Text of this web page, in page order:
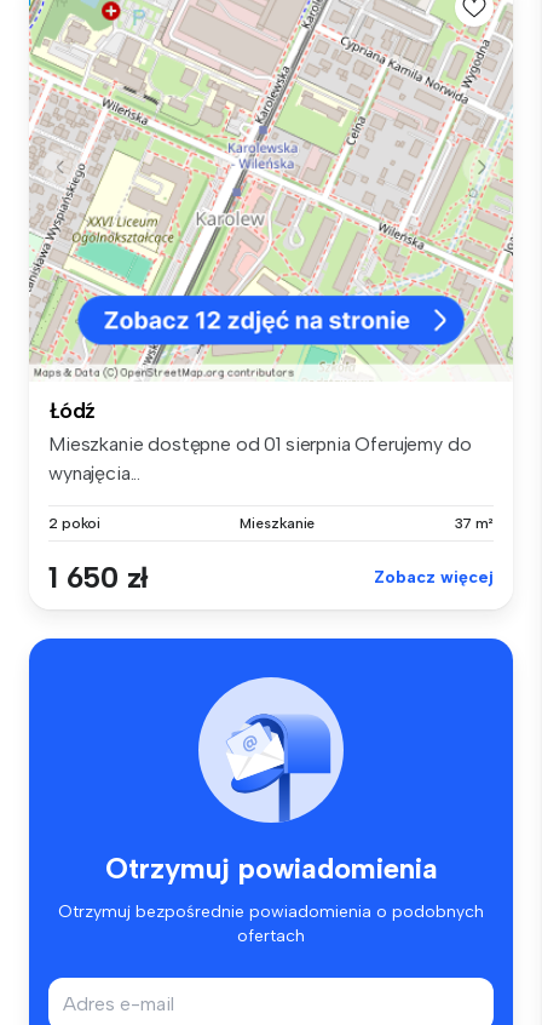
Łódź
Mieszkanie dostępne od 01 sierpnia Oferujemy do
wynajęcia...
2 pokoi Mieszkanie 37 m²
1 650 zł Zobacz więcej
Otrzymuj powiadomienia
Otrzymuj bezpośrednie powiadomienia o podobnych
ofertach